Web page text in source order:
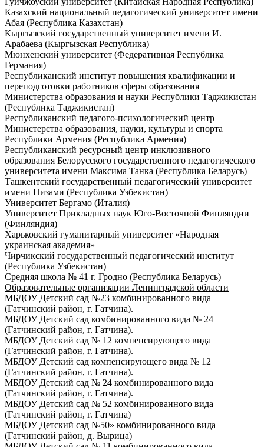
Казахский национальный педагогический университет имени
Абая (Республика Казахстан)
Кыргызский государственный университет имени И.
Арабаева (Кыргызская Республика)
Мюнхенский университет (Федеративная Республика
Германия)
Республиканский институт повышения квалификации и
переподготовки работников сферы образования
Министерства образования и науки Республики Таджикистан
(Республика Таджикистан)
Республиканский педагого-психологический центр
Министерства образования, науки, культуры и спорта
Республики Армения (Республика Армения)
Республиканский ресурсный центр инклюзивного
образования Белорусского государственного педагогического
университета имени Максима Танка (Республика Беларусь)
Ташкентский государственный педагогический университет
имени Низами (Республика Узбекистан)
Университет Бергамо (Италия)
Университет Прикладных наук Юго-Восточной Финляндии
(Финляндия)
Харьковский гуманитарный университет «Народная
украинская академия»
Чирчикский государственный педагогический институт
(Республика Узбекистан)
Средняя школа № 41 г. Гродно (Республика Беларусь)
Образовательные организации Ленинградской области
МБДОУ Детский сад №23 комбинированного вида
(Гатчинский район, г. Гатчина).
МБДОУ Детский сад комбинированного вида № 24
(Гатчинский район, г. Гатчина).
МБДОУ Детский сад № 12 компенсирующего вида
(Гатчинский район, г. Гатчина).
МБДОУ Детский сад компенсирующего вида № 12
(Гатчинский район, г. Гатчина).
МБДОУ Детский сад № 24 комбинированного вида
(Гатчинский район, г. Гатчина).
МБДОУ Детский сад № 52 комбинированного вида
(Гатчинский район, г. Гатчина)
МБДОУ Детский сад №50» комбинированного вида
(Гатчинский район, д. Вырица)